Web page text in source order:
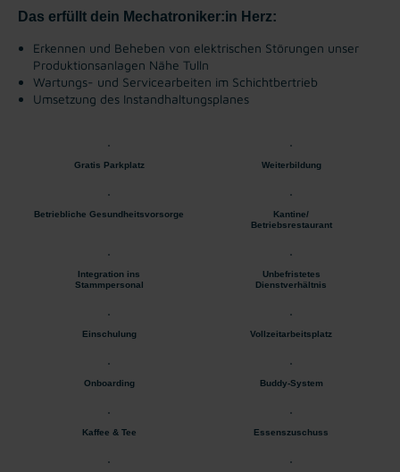
Das erfüllt dein Mechatroniker:in Herz:
Erkennen und Beheben von elektrischen Störungen unser
Produktionsanlagen Nähe Tulln
Wartungs- und Servicearbeiten im Schichtbertrieb
Umsetzung des Instandhaltungsplanes
Gratis Parkplatz Weiterbildung
Betriebliche Gesundheitsvorsorge
Kantine/
Betriebsrestaurant
Integration ins
Stammpersonal
Unbefristetes
Dienstverhältnis
Einschulung Vollzeitarbeitsplatz
Onboarding Buddy-System
Kaffee & Tee Essenszuschuss